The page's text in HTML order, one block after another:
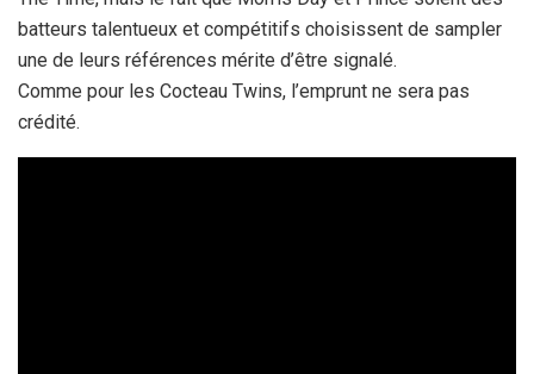
batteurs talentueux et compétitifs choisissent de sampler
une de leurs références mérite d’être signalé.
Comme pour les Cocteau Twins, l’emprunt ne sera pas
crédité.